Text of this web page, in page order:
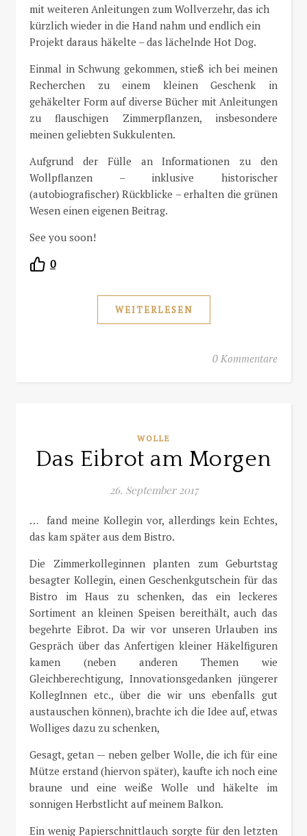
mit weiteren Anleitungen zum Wollverzehr, das ich
kürzlich wieder in die Hand nahm und endlich ein
Projekt daraus häkelte – das lächelnde Hot Dog.
Einmal in Schwung gekommen, stieß ich bei meinen
Recherchen zu einem kleinen Geschenk in
gehäkelter Form auf diverse Bücher mit Anleitungen
zu flauschigen Zimmerpflanzen, insbesondere
meinen geliebten Sukkulenten.
Aufgrund der Fülle an Informationen zu den
Wollpflanzen – inklusive historischer
(autobiografischer) Rückblicke – erhalten die grünen
Wesen einen eigenen Beitrag.
See you soon!
0
WEITERLESEN
0 Kommentare
WOLLE
Das Eibrot am Morgen
26. September 2017
… fand meine Kollegin vor, allerdings kein Echtes,
das kam später aus dem Bistro.
Die Zimmerkolleginnen planten zum Geburtstag
besagter Kollegin, einen Geschenkgutschein für das
Bistro im Haus zu schenken, das ein leckeres
Sortiment an kleinen Speisen bereithält, auch das
begehrte Eibrot. Da wir vor unseren Urlauben ins
Gespräch über das Anfertigen kleiner Häkelfiguren
kamen (neben anderen Themen wie
Gleichberechtigung, Innovationsgedanken jüngerer
KollegInnen etc., über die wir uns ebenfalls gut
austauschen können), brachte ich die Idee auf, etwas
Wolliges dazu zu schenken,
Gesagt, getan — neben gelber Wolle, die ich für eine
Mütze erstand (hiervon später), kaufte ich noch eine
braune und eine weiße Wolle und häkelte im
sonnigen Herbstlicht auf meinem Balkon.
Ein wenig Papierschnittlauch sorgte für den letzten